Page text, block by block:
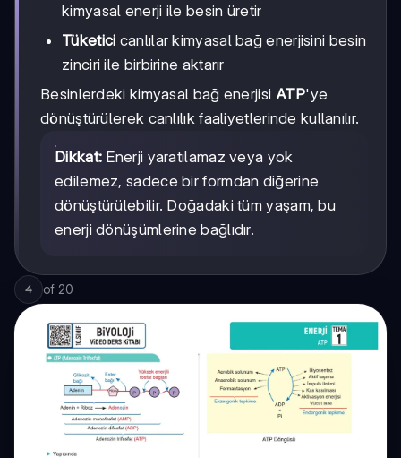
kimyasal enerji ile besin üretir
Tüketici canlılar kimyasal bağ enerjisini besin
zinciri ile birbirine aktarır
Besinlerdeki kimyasal bağ enerjisi ATP'ye
dönüştürülerek canlılık faaliyetlerinde kullanılır.
Dikkat: Enerji yaratılamaz veya yok
edilemez, sadece bir formdan diğerine
dönüştürülebilir. Doğadaki tüm yaşam, bu
enerji dönüşümlerine bağlıdır.
4 of 20